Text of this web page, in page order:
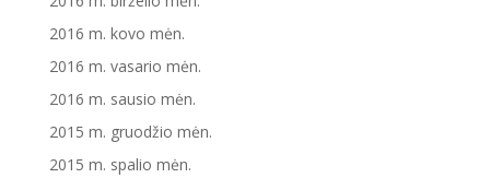
2016 m. kovo mėn.
2016 m. vasario mėn.
2016 m. sausio mėn.
2015 m. gruodžio mėn.
2015 m. spalio mėn.